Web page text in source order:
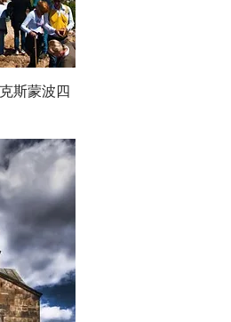
蒙波四